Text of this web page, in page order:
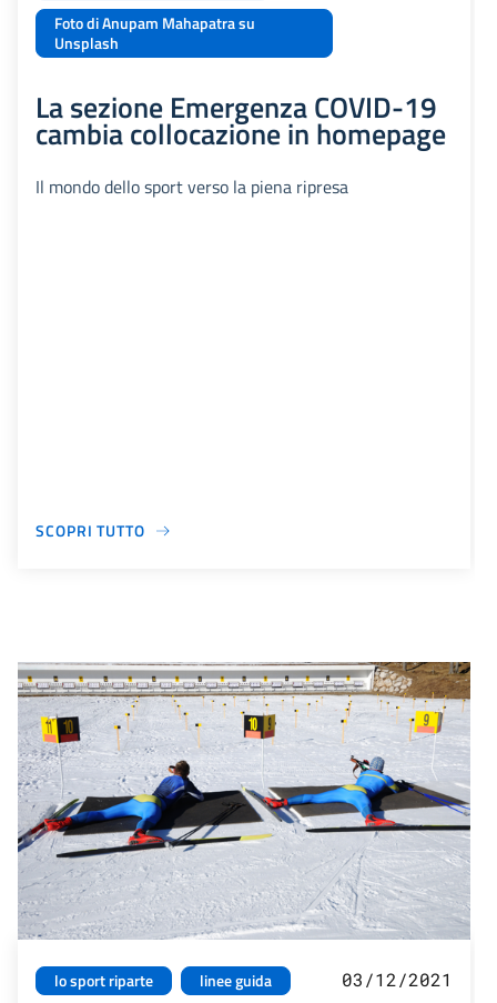
Foto di Anupam Mahapatra su
Unsplash
La sezione Emergenza COVID-19
cambia collocazione in homepage
Il mondo dello sport verso la piena ripresa
SCOPRI TUTTO
lo sport riparte
linee guida
03/12/2021